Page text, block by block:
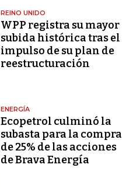
REINO UNIDO
WPP registra su mayor
subida histórica tras el
impulso de su plan de
reestructuración
ENERGÍA
Ecopetrol culminó la
subasta para la compra
de 25% de las acciones
de Brava Energía